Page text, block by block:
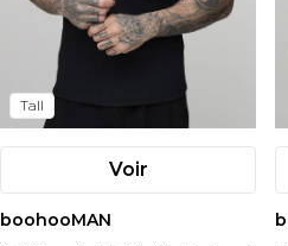
Tall
Voir
boohooMAN